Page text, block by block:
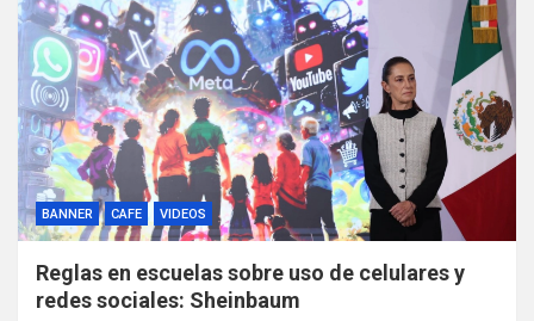
BANNER CAFE VIDEOS
Reglas en escuelas sobre uso de celulares y
redes sociales: Sheinbaum